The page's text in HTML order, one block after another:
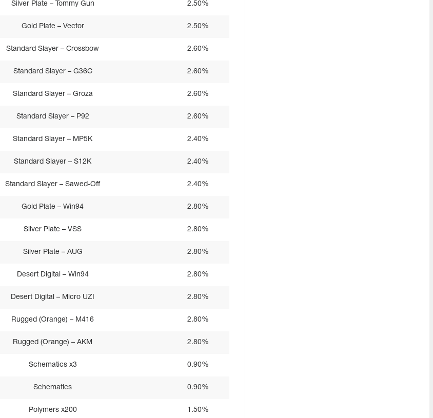
Silver Plate – Tommy Gun 2.50%
Gold Plate – Vector 2.50%
Standard Slayer – Crossbow 2.60%
Standard Slayer – G36C 2.60%
Standard Slayer – Groza 2.60%
Standard Slayer – P92 2.60%
Standard Slayer – MP5K 2.40%
Standard Slayer – S12K 2.40%
Standard Slayer – Sawed-Off 2.40%
Gold Plate – Win94 2.80%
Silver Plate – VSS 2.80%
Silver Plate – AUG 2.80%
Desert Digital – Win94 2.80%
Desert Digital – Micro UZI 2.80%
Rugged (Orange) – M416 2.80%
Rugged (Orange) – AKM 2.80%
Schematics x3 0.90%
Schematics 0.90%
Polymers x200 1.50%